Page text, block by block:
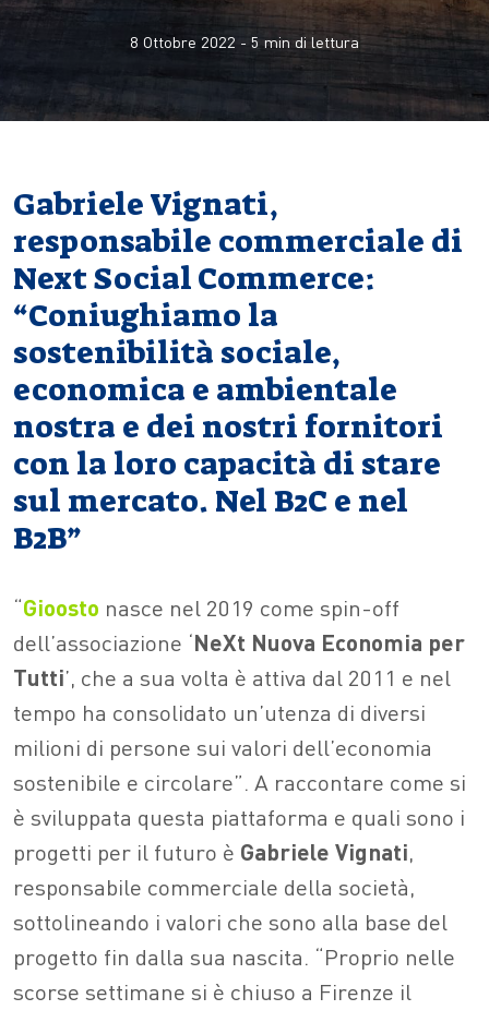
8 Ottobre 2022 - 5 min di lettura
Gabriele Vignati,
responsabile commerciale di
Next Social Commerce:
“Coniughiamo la
sostenibilità sociale,
economica e ambientale
nostra e dei nostri fornitori
con la loro capacità di stare
sul mercato. Nel B2C e nel
B2B”
“Gioosto nasce nel 2019 come spin-off
dell’associazione ‘NeXt Nuova Economia per
Tutti’, che a sua volta è attiva dal 2011 e nel
tempo ha consolidato un’utenza di diversi
milioni di persone sui valori dell’economia
sostenibile e circolare”. A raccontare come si
è sviluppata questa piattaforma e quali sono i
progetti per il futuro è Gabriele Vignati,
responsabile commerciale della società,
sottolineando i valori che sono alla base del
progetto fin dalla sua nascita. “Proprio nelle
scorse settimane si è chiuso a Firenze il